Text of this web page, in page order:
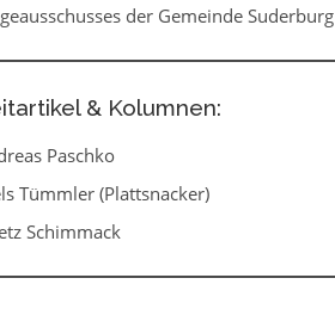
der Gemeinde Suderburg
& Kolumnen:
Paschko
Tümmler (Plattsnacker)
Schimmack